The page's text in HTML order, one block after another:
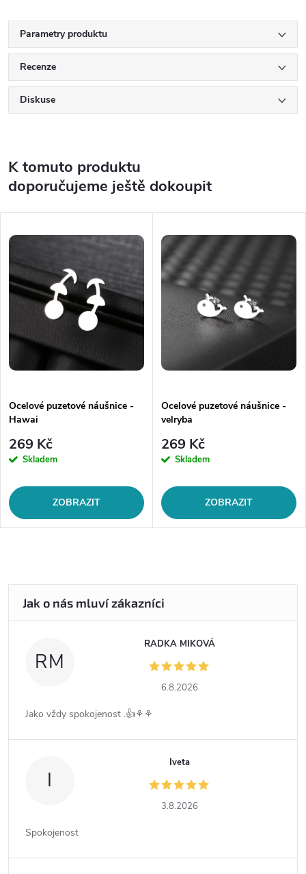
Parametry produktu
Recenze
Diskuse
K tomuto produktu
doporučujeme ještě dokoupit
Ocelové puzetové náušnice -
Hawai
269 Kč
Skladem
ZOBRAZIT
Ocelové puzetové náušnice -
velryba
269 Kč
Skladem
ZOBRAZIT
RM
RADKA MIKOVÁ
6.8.2026
Jako vždy spokojenost .👍⚘️⚘️
I
Iveta
3.8.2026
Spokojenost